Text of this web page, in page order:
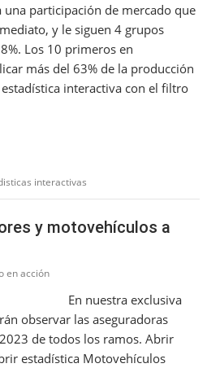
una participación de mercado que
y le siguen 4 grupos
Los 10 primeros en
más del 63% de la producción
interactiva con el filtro
interactivas
y motovehículos a
en acción
En nuestra exclusiva
observar las aseguradoras
de todos los ramos. Abrir
estadística Motovehículos